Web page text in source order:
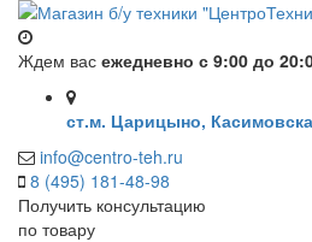
Ждем вас ежедневно с 9:00 до
ст.м. Царицыно,
info@centro-teh.ru
8 (495) 181-48-98
Получить консультацию
по товару